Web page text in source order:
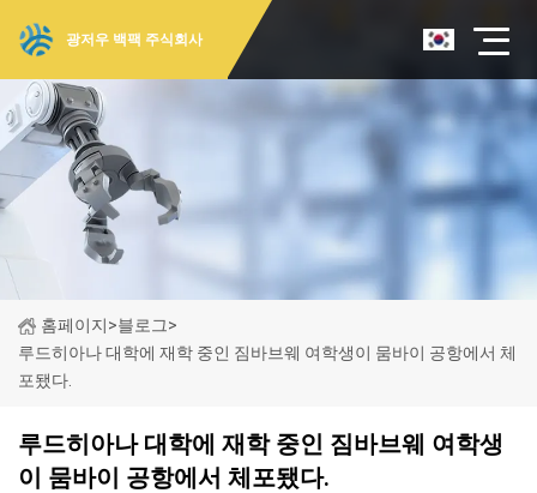
광저우 백팩 주식회사
홈페이지>블로그>
루드히아나 대학에 재학 중인 짐바브웨 여학생이 뭄바이 공항에서 체
포됐다.
루드히아나 대학에 재학 중인 짐바브웨 여학생
이 뭄바이 공항에서 체포됐다.